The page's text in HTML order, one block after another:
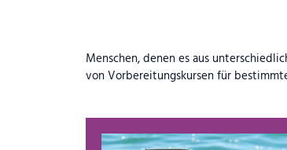
Menschen, denen es aus
von Vorbereitungskursen für